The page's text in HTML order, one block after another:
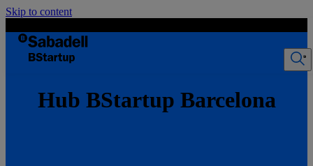
Skip to content
Hub BStartup Barcelona